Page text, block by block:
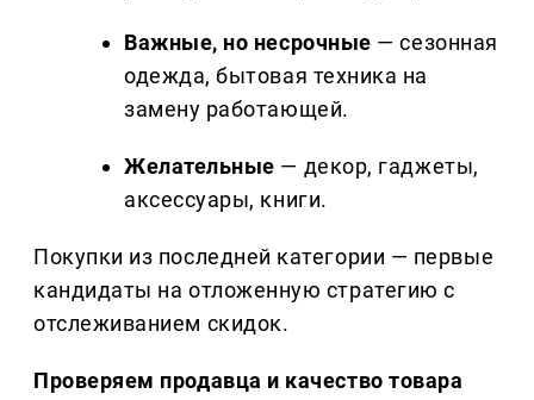
Важные, но несрочные — сезонная
одежда, бытовая техника на
замену работающей.
Желательные — декор, гаджеты,
аксессуары, книги.
Покупки из последней категории — первые
кандидаты на отложенную стратегию с
отслеживанием скидок.
Проверяем продавца и качество товара